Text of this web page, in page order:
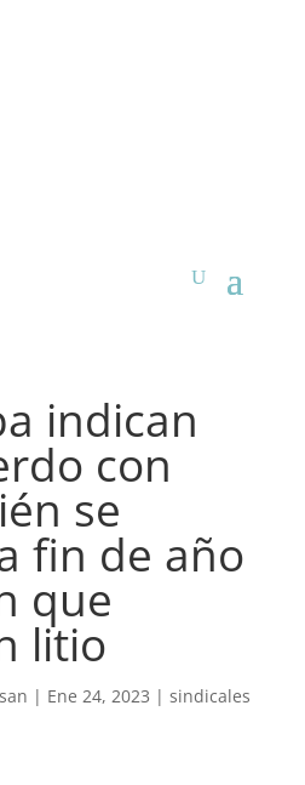
indican
con
se
fin de año
que
litio
| Ene 24, 2023 | sindicales